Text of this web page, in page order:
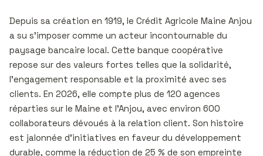
Depuis sa création en 1919, le Crédit Agricole Maine Anjou
a su s’imposer comme un acteur incontournable du
paysage bancaire local. Cette banque coopérative
repose sur des valeurs fortes telles que la solidarité,
l’engagement responsable et la proximité avec ses
clients. En 2026, elle compte plus de 120 agences
réparties sur le Maine et l’Anjou, avec environ 600
collaborateurs dévoués à la relation client. Son histoire
est jalonnée d’initiatives en faveur du développement
durable, comme la réduction de 25 % de son empreinte